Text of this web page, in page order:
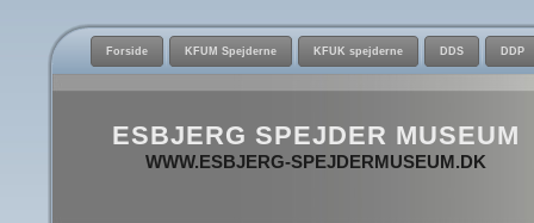
Forside KFUM Spejderne KFUK spejderne DDS DDP
ESBJERG SPEJDER MUSEUM
WWW.ESBJERG-SPEJDERMUSEUM.DK